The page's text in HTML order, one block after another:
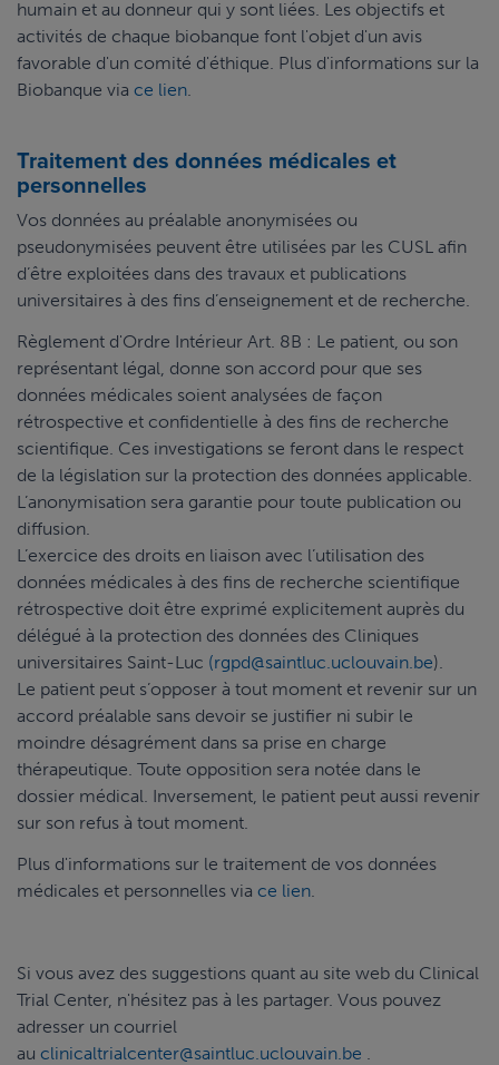
humain et au donneur qui y sont liées. Les objectifs et
activités de chaque biobanque font l'objet d'un avis
favorable d'un comité d'éthique. Plus d'informations sur la
Biobanque via ce lien.
Traitement des données médicales et
personnelles
Vos données au préalable anonymisées ou
pseudonymisées peuvent être utilisées par les CUSL afin
d’être exploitées dans des travaux et publications
universitaires à des fins d’enseignement et de recherche.
Règlement d'Ordre Intérieur Art. 8B : Le patient, ou son
représentant légal, donne son accord pour que ses
données médicales soient analysées de façon
rétrospective et confidentielle à des fins de recherche
scientifique. Ces investigations se feront dans le respect
de la législation sur la protection des données applicable.
L’anonymisation sera garantie pour toute publication ou
diffusion.
L’exercice des droits en liaison avec l’utilisation des
données médicales à des fins de recherche scientifique
rétrospective doit être exprimé explicitement auprès du
délégué à la protection des données des Cliniques
universitaires Saint-Luc (rgpd@saintluc.uclouvain.be).
Le patient peut s’opposer à tout moment et revenir sur un
accord préalable sans devoir se justifier ni subir le
moindre désagrément dans sa prise en charge
thérapeutique. Toute opposition sera notée dans le
dossier médical. Inversement, le patient peut aussi revenir
sur son refus à tout moment.
Plus d'informations sur le traitement de vos données
médicales et personnelles via ce lien.
Si vous avez des suggestions quant au site web du Clinical
Trial Center, n'hésitez pas à les partager. Vous pouvez
adresser un courriel
au clinicaltrialcenter@saintluc.uclouvain.be .